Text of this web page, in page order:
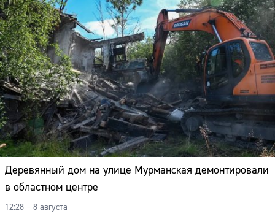
Деревянный дом на улице Мурманская демонтировали
в областном центре
12:28 – 8 августа